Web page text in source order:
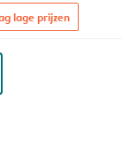
lage prijzen